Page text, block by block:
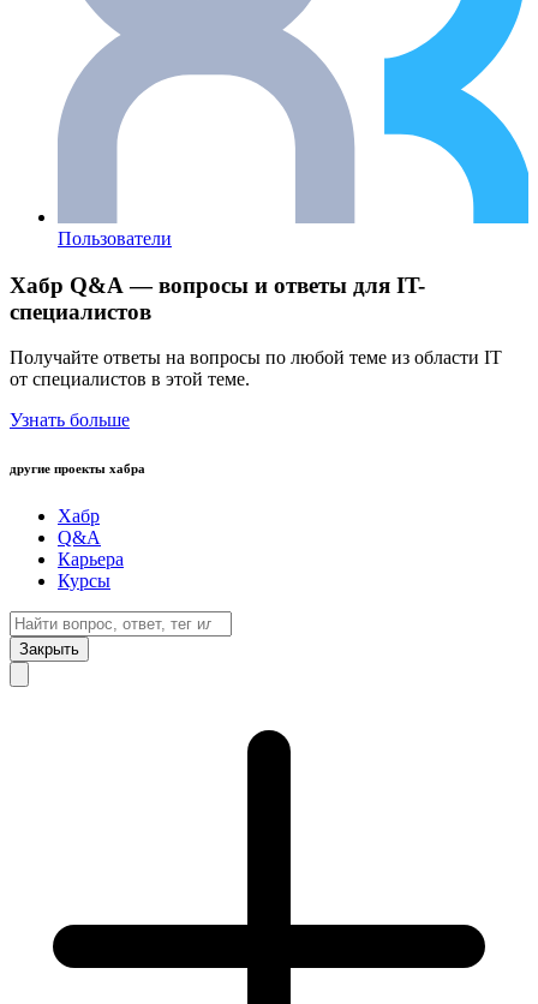
Пользователи
Хабр Q&A — вопросы и ответы для IT-
специалистов
Получайте ответы на вопросы по любой теме из области IT
от специалистов в этой теме.
Узнать больше
другие проекты хабра
Хабр
Q&A
Карьера
Курсы
Закрыть